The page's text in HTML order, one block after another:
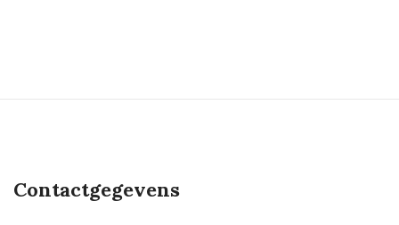
Contactgegevens